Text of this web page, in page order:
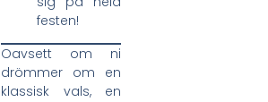
festen!
Oavsett om ni
drömmer om en
klassisk vals, en